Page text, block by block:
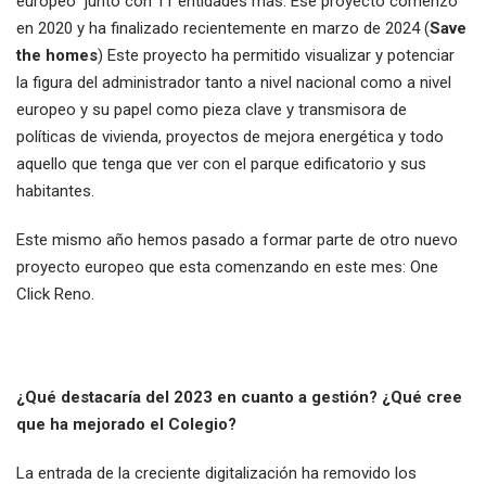
en 2020 y ha finalizado recientemente en marzo de 2024 (Save
the homes) Este proyecto ha permitido visualizar y potenciar
la figura del administrador tanto a nivel nacional como a nivel
europeo y su papel como pieza clave y transmisora de
políticas de vivienda, proyectos de mejora energética y todo
aquello que tenga que ver con el parque edificatorio y sus
habitantes.
Este mismo año hemos pasado a formar parte de otro nuevo
proyecto europeo que esta comenzando en este mes: One
Click Reno.
¿Qué destacaría del 2023 en cuanto a gestión? ¿Qué cree
que ha mejorado el Colegio?
La entrada de la creciente digitalización ha removido los